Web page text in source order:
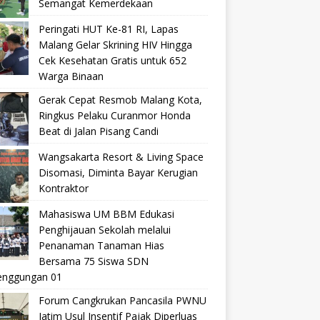
Semangat Kemerdekaan
Peringati HUT Ke-81 RI, Lapas
Malang Gelar Skrining HIV Hingga
Cek Kesehatan Gratis untuk 652
Warga Binaan
Gerak Cepat Resmob Malang Kota,
Ringkus Pelaku Curanmor Honda
Beat di Jalan Pisang Candi
Wangsakarta Resort & Living Space
Disomasi, Diminta Bayar Kerugian
Kontraktor
Mahasiswa UM BBM Edukasi
Penghijauan Sekolah melalui
Penanaman Tanaman Hias
Bersama 75 Siswa SDN
01
Forum Cangkrukan Pancasila PWNU
Jatim Usul Insentif Pajak Diperluas